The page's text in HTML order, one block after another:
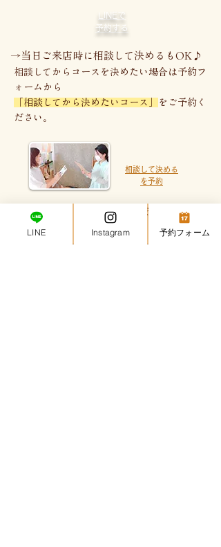
LINEで
予約する
→​当日ご来店時に相談して決めるもOK♪
相談してからコースを決めたい場合は予約フ
ォームから
「相談してから決めたいコース」
をご予約く
ださい。
相談して決める
を予約
ゆっくり​コースを選べて安心♪
LINE Instagram 予約フォーム